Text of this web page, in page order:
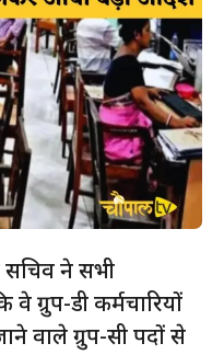
ने सभी
वे ग्रुप-डी कर्मचारियों
वाले ग्रुप-सी पदों से